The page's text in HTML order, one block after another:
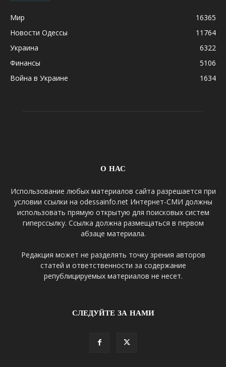
Мир
16365
Новости Одессы
11764
Украина
6322
Финансы
5106
Война в Украине
1634
О НАС
Использование любых материалов сайта разрешается при
условии ссылки на odessainfo.net Интернет-СМИ должны
использовать прямую открытую для поисковых систем
гиперссылку. Ссылка должна размещаться в первом
абзаце материала.
Редакция может не разделять точку зрения авторов
статей и ответственности за содержание
републицируемых материалов не несет.
СЛЕДУЙТЕ ЗА НАМИ